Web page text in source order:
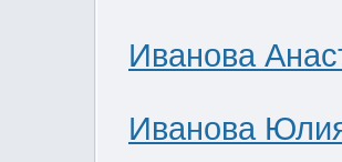
Иванова
Иванова